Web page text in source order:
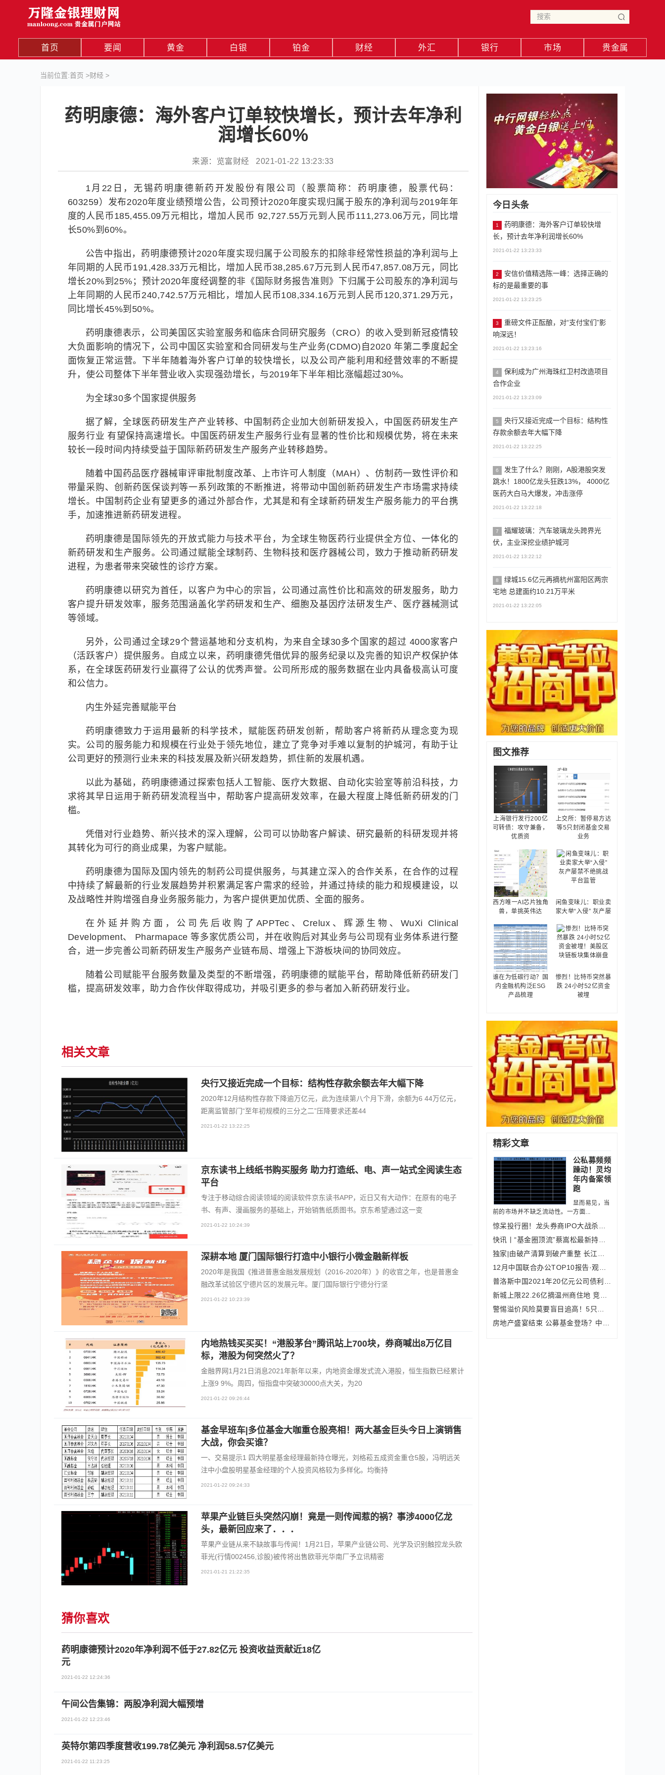
首页 要闻 黄金 白银 铂金 财经 外汇 银行 市场 贵金属
当前位置:首页 >财经>
药明康德：海外客户订单较快增长，预计去年净利
润增长60%
来源：览富财经 2021-01-22 13:23:33
1月22日，无锡药明康德新药开发股份有限公司（股票简称：药明康德，股票代码：
603259）发布2020年度业绩预增公告，公司预计2020年度实现归属于股东的净利润与2019年年
度的人民币185,455.09万元相比，增加人民币 92,727.55万元到人民币111,273.06万元，同比增
长50%到60%。
公告中指出，药明康德预计2020年度实现归属于公司股东的扣除非经常性损益的净利润与上
年同期的人民币191,428.33万元相比，增加人民币38,285.67万元到人民币47,857.08万元，同比
增长20%到25%；预计2020年度经调整的非《国际财务报告准则》下归属于公司股东的净利润与
上年同期的人民币240,742.57万元相比，增加人民币108,334.16万元到人民币120,371.29万元，
同比增长45%到50%。
药明康德表示，公司美国区实验室服务和临床合同研究服务（CRO）的收入受到新冠疫情较
大负面影响的情况下，公司中国区实验室和合同研发与生产业务(CDMO)自2020 年第二季度起全
面恢复正常运营。下半年随着海外客户订单的较快增长，以及公司产能利用和经营效率的不断提
升，使公司整体下半年营业收入实现强劲增长，与2019年下半年相比涨幅超过30%。
为全球30多个国家提供服务
据了解，全球医药研发生产产业转移、中国制药企业加大创新研发投入，中国医药研发生产
服务行业 有望保持高速增长。中国医药研发生产服务行业有显著的性价比和规模优势，将在未来
较长一段时间内持续受益于国际新药研发生产服务产业转移趋势。
随着中国药品医疗器械审评审批制度改革、上市许可人制度（MAH）、仿制药一致性评价和
带量采购、创新药医保谈判等一系列政策的不断推进，将带动中国创新药研发生产市场需求持续
增长。中国制药企业有望更多的通过外部合作，尤其是和有全球新药研发生产服务能力的平台携
手，加速推进新药研发进程。
药明康德是国际领先的开放式能力与技术平台，为全球生物医药行业提供全方位、一体化的
新药研发和生产服务。公司通过赋能全球制药、生物科技和医疗器械公司，致力于推动新药研发
进程，为患者带来突破性的诊疗方案。
药明康德以研究为首任，以客户为中心的宗旨，公司通过高性价比和高效的研发服务，助力
客户提升研发效率，服务范围涵盖化学药研发和生产、细胞及基因疗法研发生产、医疗器械测试
等领域。
另外，公司通过全球29个营运基地和分支机构，为来自全球30多个国家的超过 4000家客户
（活跃客户）提供服务。自成立以来，药明康德凭借优异的服务纪录以及完善的知识产权保护体
系，在全球医药研发行业赢得了公认的优秀声誉。公司所形成的服务数据在业内具备极高认可度
和公信力。
内生外延完善赋能平台
药明康德致力于运用最新的科学技术，赋能医药研发创新，帮助客户将新药从理念变为现
实。公司的服务能力和规模在行业处于领先地位，建立了竞争对手难以复制的护城河，有助于让
公司更好的预测行业未来的科技发展及新兴研发趋势，抓住新的发展机遇。
以此为基础，药明康德通过探索包括人工智能、医疗大数据、自动化实验室等前沿科技，力
求将其早日运用于新药研发流程当中，帮助客户提高研发效率，在最大程度上降低新药研发的门
槛。
凭借对行业趋势、新兴技术的深入理解，公司可以协助客户解读、研究最新的科研发现并将
其转化为可行的商业成果，为客户赋能。
药明康德为国际及国内领先的制药公司提供服务，与其建立深入的合作关系，在合作的过程
中持续了解最新的行业发展趋势并积累满足客户需求的经验，并通过持续的能力和规模建设，以
及战略性并购增强自身业务服务能力，为客户提供更加优质、全面的服务。
在外延并购方面，公司先后收购了APPTec、Crelux、辉源生物、WuXi Clinical
Development、 Pharmapace 等多家优质公司，并在收购后对其业务与公司现有业务体系进行整
合，进一步完善公司新药研发生产服务产业链布局、增强上下游板块间的协同效应。
随着公司赋能平台服务数量及类型的不断增强，药明康德的赋能平台，帮助降低新药研发门
槛，提高研发效率，助力合作伙伴取得成功，并吸引更多的参与者加入新药研发行业。
相关文章
央行又接近完成一个目标：结构性存款余额去年大幅下降
2020年12月结构性存款下降逾万亿元，此为连续第八个月下滑，余额为6 44万亿元，
距离监管部门“至年初规模的三分之二”压降要求还差44
2021-01-22 13:22:25
京东读书上线纸书购买服务 助力打造纸、电、声一站式全阅读生态
平台
专注于移动综合阅读领域的阅读软件京东读书APP，近日又有大动作：在原有的电子
书、有声、漫画服务的基础上，开始销售纸质图书。京东希望通过这一变
2021-01-22 10:24:39
深耕本地 厦门国际银行打造中小银行小微金融新样板
2020年是我国《推进普惠金融发展规划（2016-2020年）》的收官之年，也是普惠金
融改革试验区宁德片区的发展元年。厦门国际银行宁德分行坚
2021-01-22 10:23:39
内地热钱买买买！“港股茅台”腾讯站上700块，券商喊出8万亿目
标，港股为何突然火了？
金融界网1月21日消息2021年新年以来，内地资金爆发式流入港股，恒生指数已经累计
上涨9 9%。周四，恒指盘中突破30000点大关，为20
2021-01-22 09:26:44
基金早班车|多位基金大咖重仓股亮相！两大基金巨头今日上演销售
大战，你会买谁？
一、交易提示1 四大明星基金经理最新持仓曝光，刘格菘五成资金重仓5股，冯明远关
注中小盘股明星基金经理的个人投资风格较为多样化。均衡持
2021-01-22 09:24:33
苹果产业链巨头突然闪崩！竟是一则传闻惹的祸？事涉4000亿龙
头，最新回应来了．．．
苹果产业链从来不缺故事与传闻！1月21日，苹果产业链公司、光学及识别触控龙头欧
菲光(行情002456,诊股)被传将出售欧菲光华南厂予立讯精密
2021-01-21 21:22:35
猜你喜欢
药明康德预计2020年净利润不低于27.82亿元 投资收益贡献近18亿
元
2021-01-22 12:24:36
午间公告集锦：两股净利润大幅预增
2021-01-22 12:23:46
英特尔第四季度营收199.78亿美元 净利润58.57亿美元
2021-01-22 11:23:25
今日头条
1
药明康德：海外客户订单较快增
长，预计去年净利润增长60%
2021-01-22 13:23:33
2
安信价值精选陈一峰：选择正确的
标的是最重要的事
2021-01-22 13:23:25
3
重磅文件正酝酿，对“支付宝们”影
响深远！
2021-01-22 13:23:16
4
保利成为广州海珠红卫村改造项目
合作企业
2021-01-22 13:23:09
5
央行又接近完成一个目标：结构性
存款余额去年大幅下降
2021-01-22 13:22:25
6
发生了什么？刚刚，A股港股突发
跳水！1800亿龙头狂跌13%， 4000亿
医药大白马大爆发，冲击涨停
2021-01-22 13:22:18
7
福耀玻璃：汽车玻璃龙头跨界光
伏，主业深挖业绩护城河
2021-01-22 13:22:12
8
绿城15.6亿元再摘杭州富阳区两宗
宅地 总建面约10.21万平米
2021-01-22 13:22:05
图文推荐
上海银行发行200亿
可转债：攻守兼备，
优质资
上交所：暂停易方达
等5只封闭基金交易
业务
西方唯一AI芯片独角
兽，单挑英伟达
闲鱼变味儿：职业卖
家大举“入侵” 灰产屡
谁在为低碳行动？国
内金融机构泛ESG
产品梳理
惨烈！比特币突然暴
跌 24小时52亿资金
被埋
精彩文章
公私募频频
躁动！灵均
年内备案领
跑
显而易见，当
前的市场并不缺乏流动性。一方面...